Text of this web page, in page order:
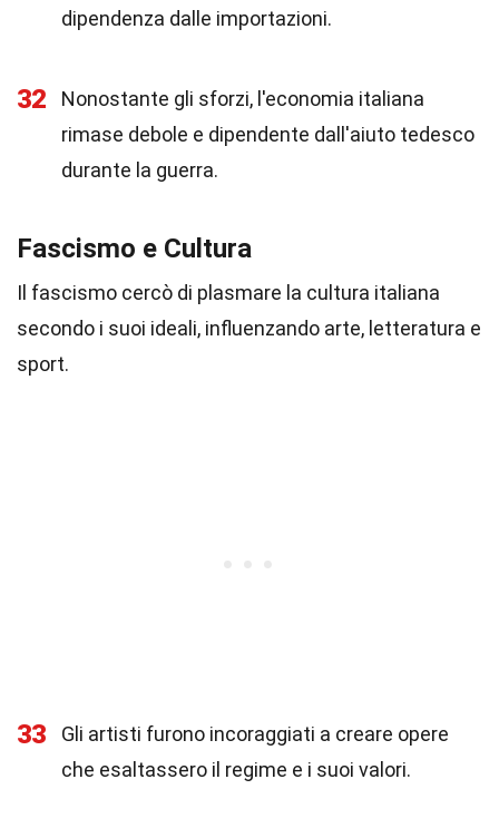
dipendenza dalle importazioni.
32
Nonostante gli sforzi, l'economia italiana
rimase debole e dipendente dall'aiuto tedesco
durante la guerra.
Fascismo e Cultura
Il fascismo cercò di plasmare la cultura italiana
secondo i suoi ideali, influenzando arte, letteratura e
sport.
33
Gli artisti furono incoraggiati a creare opere
che esaltassero il regime e i suoi valori.